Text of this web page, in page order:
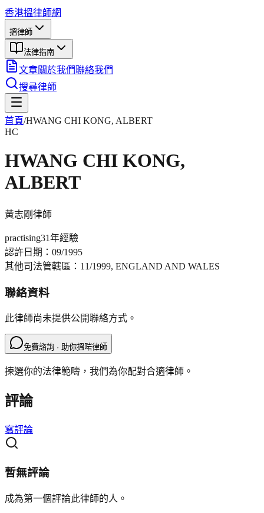
香港搵律師網
搵律師
法律指南
文章關於我們聯絡我們
搜尋律師
首頁/HWANG CHI KONG, ALBERT
HC
HWANG CHI KONG,
ALBERT
黃志剛律師
practising31年經驗
認許日期： 09/1995
其他司法管轄區： 11/1999, ENGLAND AND WALES
聯絡資料
此律師尚未提供公開聯絡方式。
免費諮詢 · 助你搵啱律師
揀選你的法律範疇，我們為你配對合適律師。
評論
寫評論
暫無評論
成為第一個評論此律師的人。